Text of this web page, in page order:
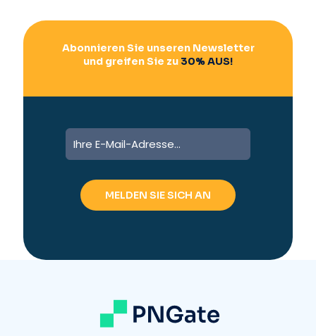
Abonnieren Sie unseren Newsletter
und greifen Sie zu 30% AUS!